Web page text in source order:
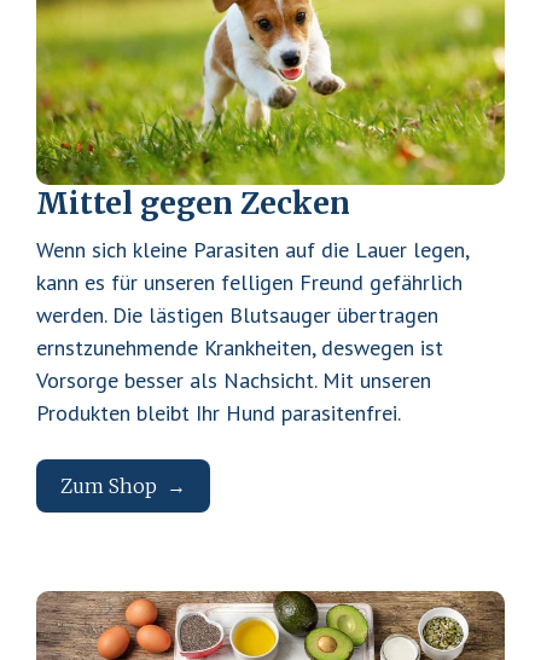
Z
e
c
k
e
n
s
c
h
u
t
e
n
b
a
r
f
r
e
i
l
e
v
o
n
T
r
o
c
n
R
F
Mittel gegen Zecken
Wenn sich kleine Parasiten auf die Lauer legen,
kann es für unseren felligen Freund gefährlich
werden. Die lästigen Blutsauger übertragen
ernstzunehmende Krankheiten, deswegen ist
Vorsorge besser als Nachsicht. Mit unseren
Produkten bleibt Ihr Hund parasitenfrei.
Zum Shop